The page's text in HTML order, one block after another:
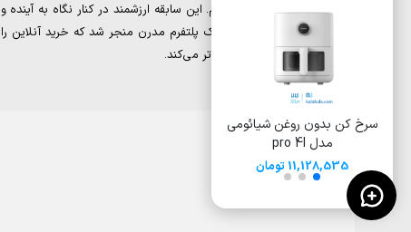
سرخ کن بدون روغن شیائومی
مدل pro 4l
11,128,535 تومان
مشتریان به‌خوبی آشنا هستیم. این سابقه ارزشمند در کنار نگاه به آینده و
دیجیتال مارکتینگ، به خلق یک پلتفرم مدرن منجر شد که خرید آنلاین را
برای شما ساده‌تر و هوشمندانه‌تر می‌کند.